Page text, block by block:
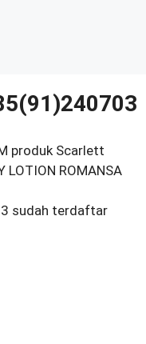
produk Scarlett
LOTION ROMANSA
sudah terdaftar